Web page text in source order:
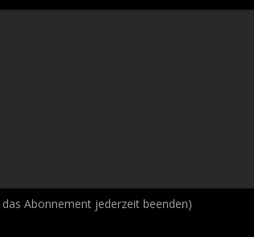
Abonnement jederzeit beenden)